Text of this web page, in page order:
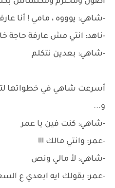
-شاهي: يوووه ، مامي ! أنا
-ناهد: انتي مش عارفة حاجة
-شاهي: بعدين نتكلم
أسرعت شاهي في خطواتها
و...
-شاهي: كنت فين يا عمر
-عمر: وانتي مالك !!!
-شاهي: لأ مالي ونص
-عمر: بقولك ايه ابعدي ع